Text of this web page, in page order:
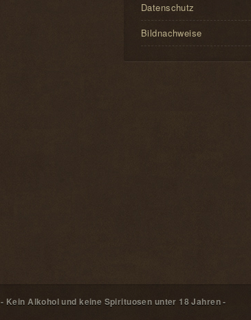
Datenschutz
Bildnachweise
- Kein Alkohol und keine Spirituosen unter 18 Jahren -